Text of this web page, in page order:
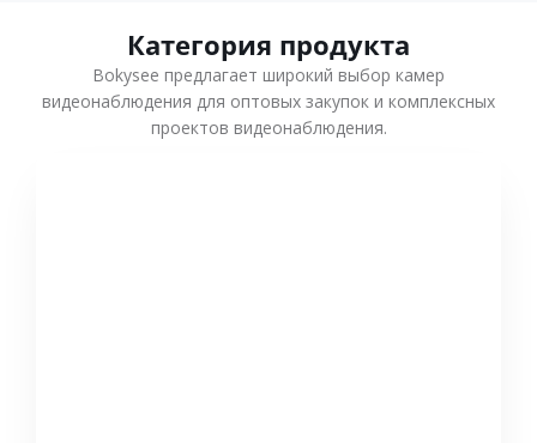
Категория продукта
Bokysee предлагает широкий выбор камер
видеонаблюдения для оптовых закупок и комплексных
проектов видеонаблюдения.